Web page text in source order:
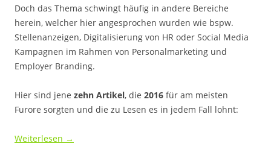
Doch das Thema schwingt häufig in andere Bereiche
herein, welcher hier angesprochen wurden wie bspw.
Stellenanzeigen, Digitalisierung von HR oder Social Media
Kampagnen im Rahmen von Personalmarketing und
Employer Branding.
Hier sind jene zehn Artikel, die 2016 für am meisten
Furore sorgten und die zu Lesen es in jedem Fall lohnt:
Weiterlesen →